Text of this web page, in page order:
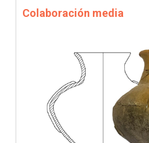
Colaboración media